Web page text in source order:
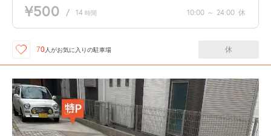
¥500 / 14 時間 10:00 ～ 24:00 休
70 人がお気に入りの駐車場 休